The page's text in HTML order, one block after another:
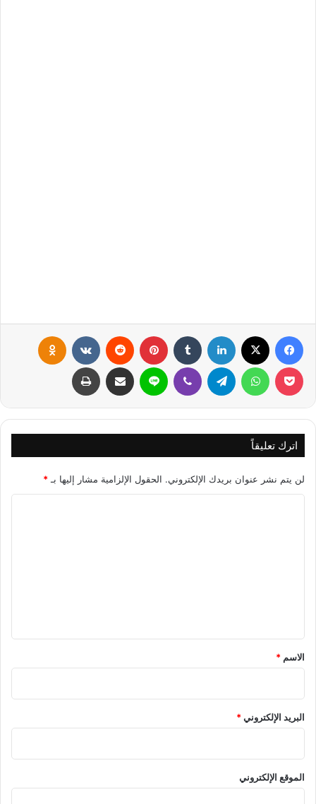
اترك تعليقاً
لن يتم نشر عنوان بريدك الإلكتروني. الحقول الإلزامية مشار إليها بـ *
*
الاسم *
البريد الإلكتروني*
الموقع الإلكتروني